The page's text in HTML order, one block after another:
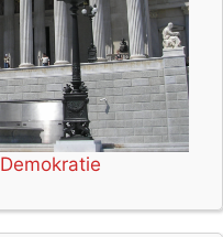
Demokratie